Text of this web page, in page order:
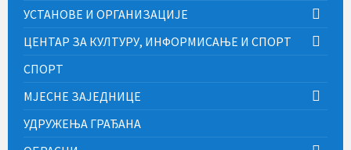
УСТАНОВЕ И ОРГАНИЗАЦИЈЕ
ЦЕНТАР ЗА КУЛТУРУ, ИНФОРМИСАЊЕ И СПОРТ
СПОРТ
МЈЕСНЕ ЗАЈЕДНИЦЕ
УДРУЖЕЊА ГРАЂАНА